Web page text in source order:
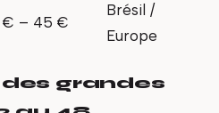
€ – 45 €
Brésil /
Europe
grandes